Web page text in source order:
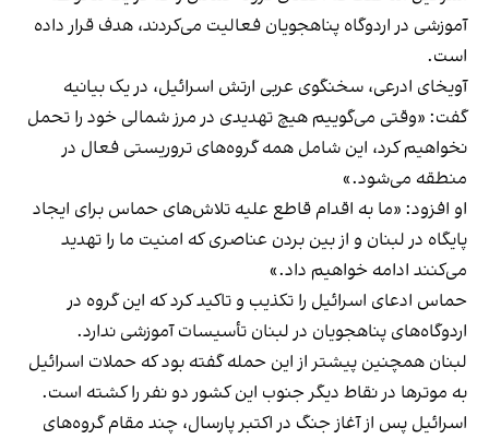
آموزشی در اردوگاه پناهجویان فعالیت می‌کردند، هدف قرار داده
است.
آویخای ادرعی، سخنگوی عربی ارتش اسرائیل، در یک بیانیه
گفت: «وقتی می‌گوییم هیچ تهدیدی در مرز شمالی خود را تحمل
نخواهیم کرد، این شامل همه گروه‌های تروریستی فعال در
منطقه می‌شود.»
او افزود: «ما به اقدام قاطع علیه تلاش‌های حماس برای ایجاد
پایگاه در لبنان و از بین بردن عناصری که امنیت ما را تهدید
می‌کنند ادامه خواهیم داد.»
حماس ادعای اسرائيل را تکذیب و تاکید کرد که این گروه در
اردوگاه‌های پناهجویان در لبنان تأسیسات آموزشی ندارد.
لبنان همچنین پیشتر از این حمله گفته بود که حملات اسرائیل
به موترها در نقاط دیگر جنوب این کشور دو نفر را کشته است.
اسرائيل پس از آغاز جنگ در اکتبر پارسال، چند مقام گروه‌های